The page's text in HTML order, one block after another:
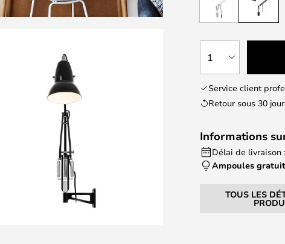
1
Service client
Retour sous 30
Informations
Délai de livraison
Ampoules
TOUS LES